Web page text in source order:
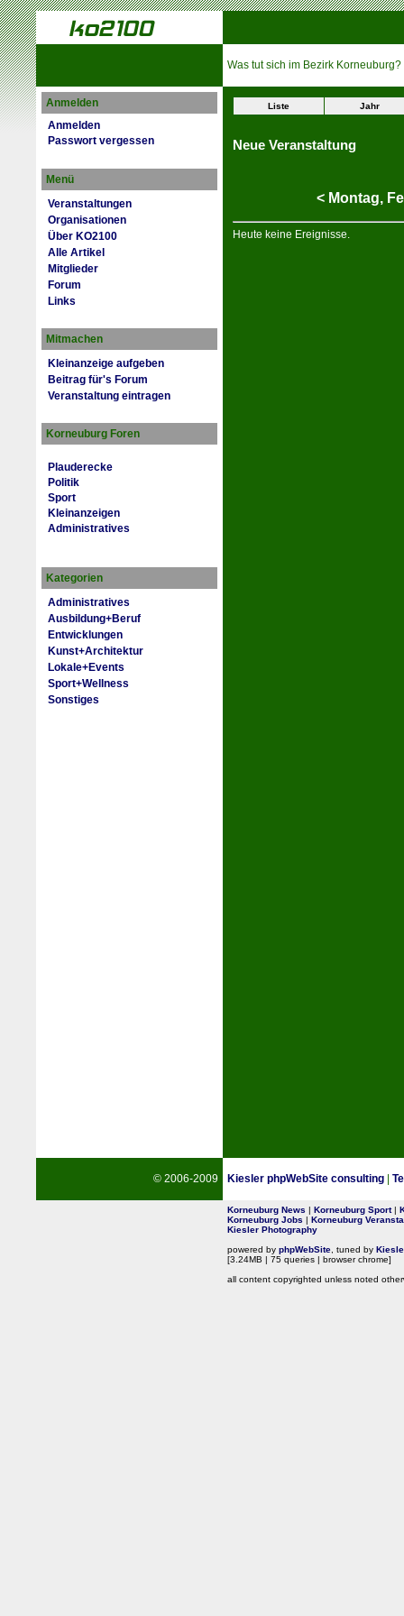
Was tut sich im Bezirk Korneuburg?
Anmelden
Anmelden
Passwort vergessen
Menü
Veranstaltungen
Organisationen
Über KO2100
Alle Artikel
Mitglieder
Forum
Links
Mitmachen
Kleinanzeige aufgeben
Beitrag für's Forum
Veranstaltung eintragen
Korneuburg Foren
Plauderecke
Politik
Sport
Kleinanzeigen
Administratives
Kategorien
Administratives
Ausbildung+Beruf
Entwicklungen
Kunst+Architektur
Lokale+Events
Sport+Wellness
Sonstiges
Liste Jahr
Neue Veranstaltung
< Montag,
Heute keine Ereignisse.
© 2006-2009 Kiesler phpWebSite consulting
Korneuburg News | Korneuburg Sport|
Korneuburg Jobs | Korneuburg
Kiesler Photography
powered by phpWebSite , tuned by
[3.24MB | 75 queries | browser chrome]
all content copyrighted unless noted